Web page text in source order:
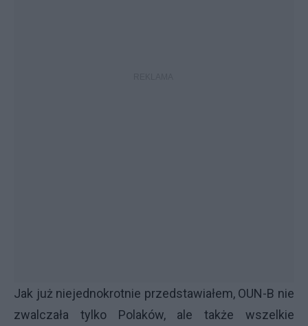
Jak już niejednokrotnie przedstawiałem, OUN-B nie
zwalczała tylko Polaków, ale także wszelkie